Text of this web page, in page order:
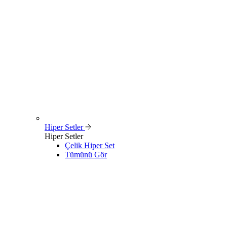
Hiper Setler
Hiper Setler
Çelik Hiper Set
Tümünü Gör